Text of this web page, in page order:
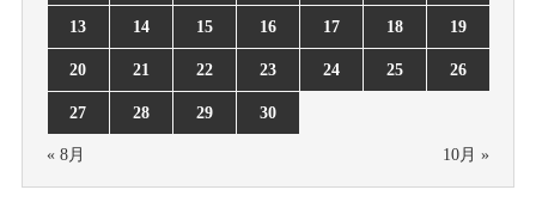
13 14 15 16 17 18 19
20 21 22 23 24 25 26
27 28 29 30
« 8月 10月 »